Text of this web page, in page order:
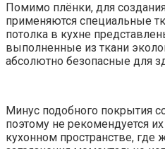
Помимо плёнки, для
применяются специальные
потолка в кухне
выполненные из ткани
абсолютно безопасные для
Минус подобного покрытия
поэтому не рекомендуется
кухонном пространстве, где